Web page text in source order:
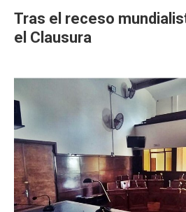
Tras el receso
el Clausura